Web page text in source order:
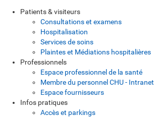
Patients & visiteurs
Consultations et examens
Hospitalisation
Services de soins
Plaintes et Médiations hospitalières
Professionnels
Espace professionnel de la santé
Membre du personnel CHU - Intranet
Espace fournisseurs
Infos pratiques
Accès et parkings